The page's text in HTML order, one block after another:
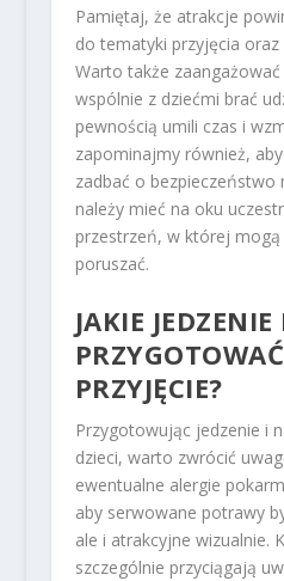
Pamiętaj, że atrakcje
do tematyki przyjęcia
Warto także zaangażować
wspólnie z dziećmi brać
pewnością umili czas i
zapominajmy również,
zadbać o bezpieczeństwo
należy mieć na oku
przestrzeń, w której
poruszać.
JAKIE
PRZYJĘCIE?
Przygotowując jedzenie i
dzieci, warto zwrócić
ewentualne alergie
aby serwowane potrawy
ale i atrakcyjne wizualnie.
szczególnie przyciągają